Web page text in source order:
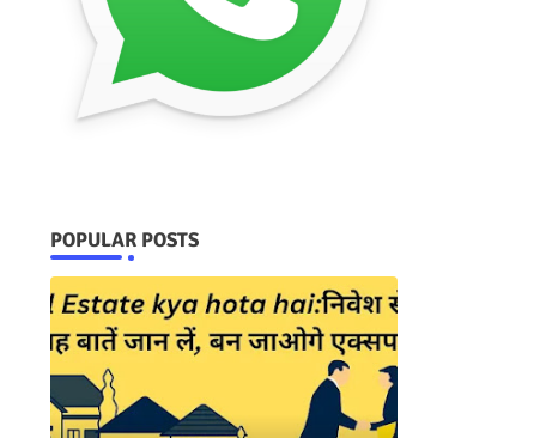
POPULAR POSTS